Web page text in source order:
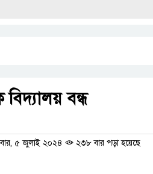
বিদ্যালয় বন্ধ
৫ জুলাই ২০২৪ ২৩৮ বার পড়া হয়েছে